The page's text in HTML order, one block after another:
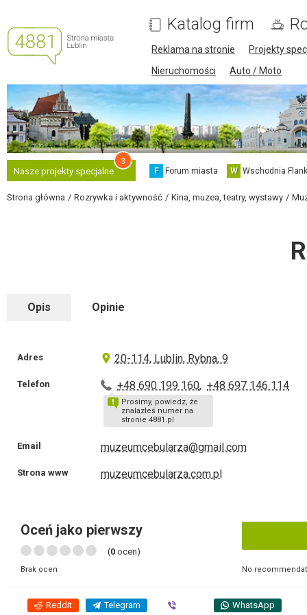
Katalog firm
Reklama na stronie
Projekty
Nieruchomości
Auto / Moto
Nasze projekty specjalne
3
F Forum miasta W Wschodnia
Strona główna Rozrywka i aktywność Kina, muzea, teatry, wystawy
Opis Opinie
Adres 20-114, Lublin, Rybna, 9
Telefon +48 690 199 160, +48 697 146 114
Prosimy, powiedz, że
znalazłeś numer na
stronie 4881.pl
Email muzeumcebularza@gmail.com
Strona www muzeumcebularza.com.pl
Oceń jako pierwszy
(0 ocen)
Brak ocen No
Reddit Telegram WhatsApp